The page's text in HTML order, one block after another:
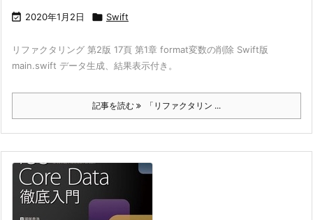
 2020年1月2日  Swift
リファクタリング 第2版 17頁 第1章 format変数の削除 Swift版
main.swift データ生成、結果表示付き。
記事を読む 「リファクタリン ...